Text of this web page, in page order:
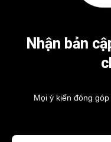
Nhận bản
Mọi ý kiến đóng